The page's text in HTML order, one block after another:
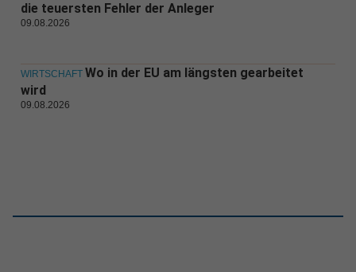
die teuersten Fehler der Anleger
09.08.2026
WIRTSCHAFT Wo in der EU am längsten gearbeitet
wird
09.08.2026